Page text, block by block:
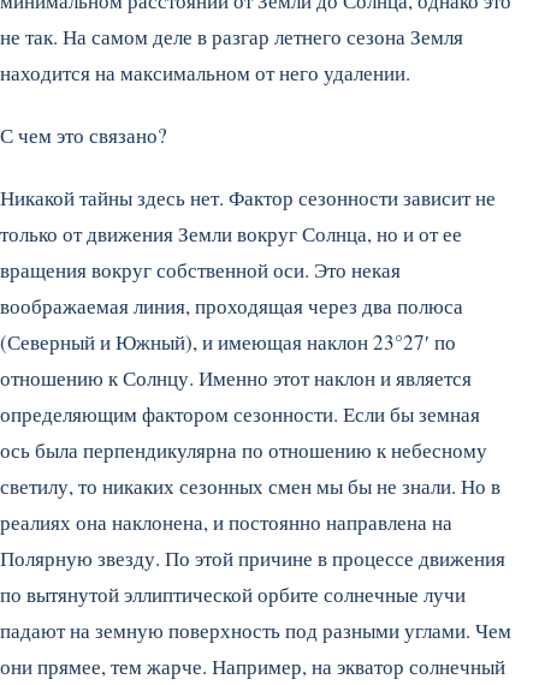
не так. На самом деле в разгар летнего сезона Земля
находится на максимальном от него удалении.
С чем это связано?
Никакой тайны здесь нет. Фактор сезонности зависит не
только от движения Земли вокруг Солнца, но и от ее
вращения вокруг собственной оси. Это некая
воображаемая линия, проходящая через два полюса
(Северный и Южный), и имеющая наклон 23°27′ по
отношению к Солнцу. Именно этот наклон и является
определяющим фактором сезонности. Если бы земная
ось была перпендикулярна по отношению к небесному
светилу, то никаких сезонных смен мы бы не знали. Но в
реалиях она наклонена, и постоянно направлена на
Полярную звезду. По этой причине в процессе движения
по вытянутой эллиптической орбите солнечные лучи
падают на земную поверхность под разными углами. Чем
они прямее, тем жарче. Например, на экватор солнечный